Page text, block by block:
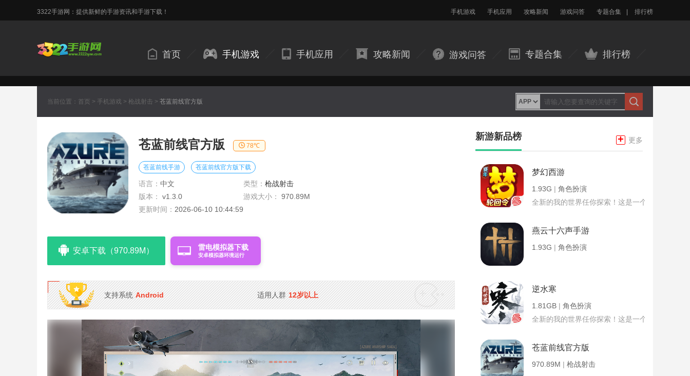
3322手游网：提供新鲜的手游资讯和手游下载！ 手机游戏 手机应用 攻略新闻 游戏问答 专题合集 排行榜
首页 手机游戏 手机应用 攻略新闻 游戏问答 专题合集 排行榜
当前位置： 首页 > 手机游戏 > 枪战射击 > 苍蓝前线官方版
苍蓝前线官方版 78℃
苍蓝前线手游 苍蓝前线官方版下载
语言： 中文 类型： 枪战射击
版本：
v1.3.0 游戏大小：
970.89M
更新时间： 2026-06-10 10:44:59
安卓下载（970.89M） 雷电模拟器下载
安卓模拟器环境运行
支持系统 Android 适用人群 12岁以上
新游新品榜 + 更多
梦幻西游
1.93G | 角色扮演
全新的我的世界任你探索！这是一个小提示字段。
燕云十六声手游
1.93G | 角色扮演
逆水寒
1.81GB | 角色扮演
全新的我的世界任你探索！这是一个小提示字段。
苍蓝前线官方版
970.89M | 枪战射击